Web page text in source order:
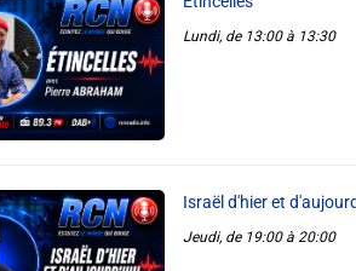
Lundi, de 13:00 à 13:30
Israël d'hier et
Jeudi, de 19:00 à 20:00